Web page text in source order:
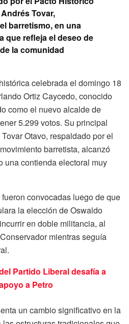
Tovar,
barretismo, en una
que refleja el deseo de
la comunidad
celebrada el domingo 18
Ortiz Caycedo, conocido
como el nuevo alcalde de
5.299 votos. Su principal
Otavo, respaldado por el
barretista, alcanzó
una contienda electoral muy
convocadas luego de que
la elección de Oswaldo
en doble militancia, al
mientras seguía
Partido Liberal desafía a
a Petro
un cambio significativo en la